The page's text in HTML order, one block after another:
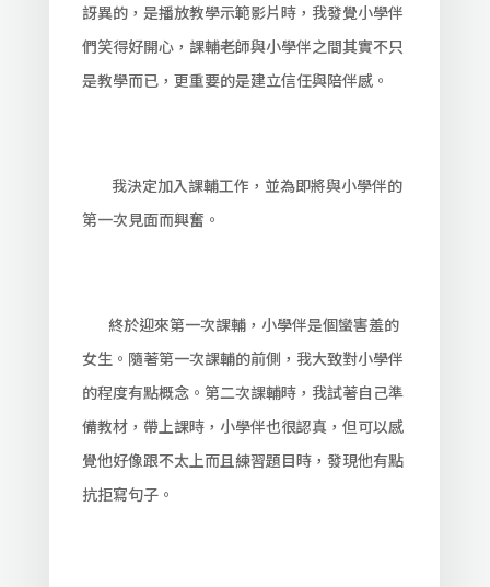
訝異的，是播放教學示範影片時，我發覺小學伴
們笑得好開心，課輔老師與小學伴之間其實不只
是教學而已，更重要的是建立信任與陪伴感。
我決定加入課輔工作，並為即將與小學伴的
第一次見面而興奮。
終於迎來第一次課輔，小學伴是個蠻害羞的
女生。隨著第一次課輔的前側，我大致對小學伴
的程度有點概念。第二次課輔時，我試著自己準
備教材，帶上課時，小學伴也很認真，但可以感
覺他好像跟不太上而且練習題目時，發現他有點
抗拒寫句子。